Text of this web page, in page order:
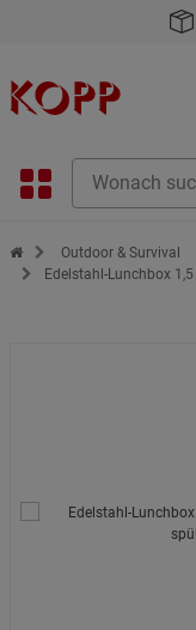
Zur Startseite des Kopp
Outdoor & Survival
Edelstahl-Lunchbox